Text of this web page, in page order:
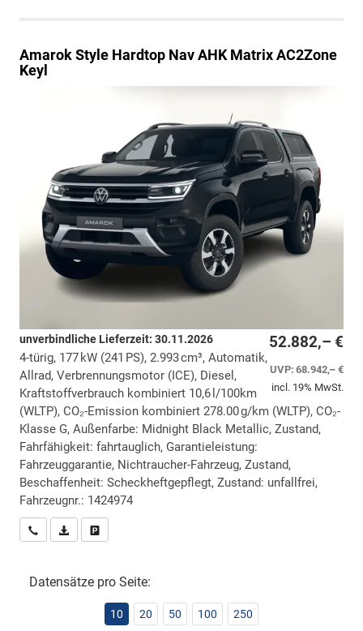
AmarokStyle Hardtop Nav AHK Matrix AC2Zone
Keyl
52.882,– €
UVP:68.942,– €
incl. 19% MwSt.
unverbindliche Lieferzeit: 30.11.2026
4-türig, 177 kW (241 PS), 2.993 cm³, Automatik,
Allrad, Verbrennungsmotor (ICE), Diesel,
Kraftstoffverbrauch kombiniert 10,6 l/100km
(WLTP), CO₂-Emission kombiniert 278.00 g/km (WLTP), CO₂-
Klasse G, Außenfarbe: Midnight Black Metallic, Zustand,
Fahrfähigkeit: fahrtauglich, Garantieleistung:
Fahrzeuggarantie, Nichtraucher-Fahrzeug, Zustand,
Beschaffenheit: Scheckheftgepflegt, Zustand: unfallfrei,
Fahrzeugnr.: 1424974
Wir rufen Sie anPDF-Datei, Fahrzeugexposé drucken
Datensätze pro Seite:
10 20 50 100 250